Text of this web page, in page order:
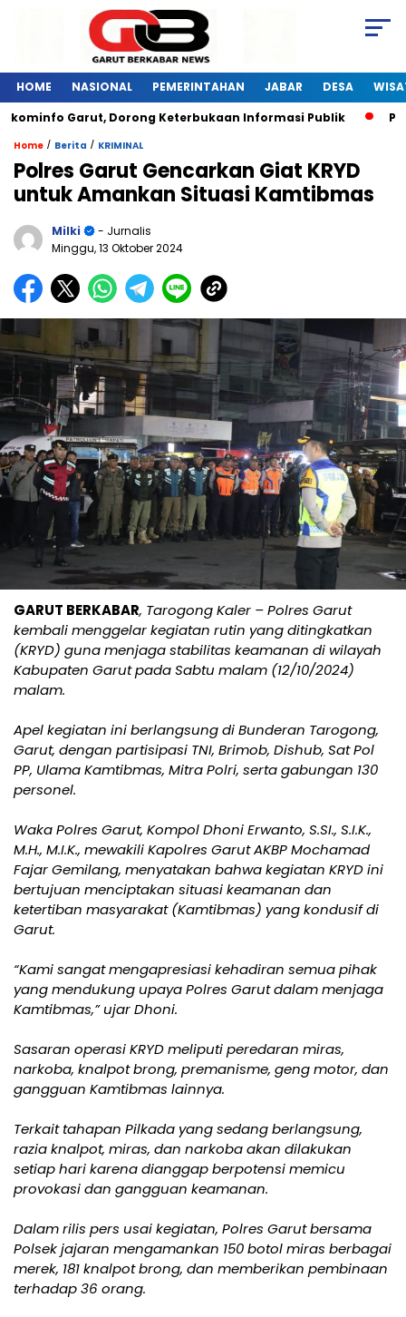
HOME NASIONAL PEMERINTAHAN JABAR DESA
Garut, Dorong Keterbukaan Informasi Publik
Home / Berita / KRIMINAL
Polres Garut Gencarkan Giat KRYD
untuk Amankan Situasi Kamtibmas
Milki
- Jurnalis
Minggu, 13 Oktober 2024
GARUT BERKABAR, Tarogong Kaler – Polres Garut
kembali menggelar kegiatan rutin yang ditingkatkan
(KRYD) guna menjaga stabilitas keamanan di wilayah
Kabupaten Garut pada Sabtu malam (12/10/2024)
malam.
Apel kegiatan ini berlangsung di Bunderan Tarogong,
Garut, dengan partisipasi TNI, Brimob, Dishub, Sat Pol
PP, Ulama Kamtibmas, Mitra Polri, serta gabungan 130
personel.
Waka Polres Garut, Kompol Dhoni Erwanto, S.SI., S.I.K.,
M.H., M.I.K., mewakili Kapolres Garut AKBP Mochamad
Fajar Gemilang, menyatakan bahwa kegiatan KRYD ini
bertujuan menciptakan situasi keamanan dan
ketertiban masyarakat (Kamtibmas) yang kondusif di
Garut.
“Kami sangat mengapresiasi kehadiran semua pihak
yang mendukung upaya Polres Garut dalam menjaga
Kamtibmas,” ujar Dhoni.
Sasaran operasi KRYD meliputi peredaran miras,
narkoba, knalpot brong, premanisme, geng motor, dan
gangguan Kamtibmas lainnya.
Terkait tahapan Pilkada yang sedang berlangsung,
razia knalpot, miras, dan narkoba akan dilakukan
setiap hari karena dianggap berpotensi memicu
provokasi dan gangguan keamanan.
Dalam rilis pers usai kegiatan, Polres Garut bersama
Polsek jajaran mengamankan 150 botol miras berbagai
merek, 181 knalpot brong, dan memberikan pembinaan
terhadap 36 orang.